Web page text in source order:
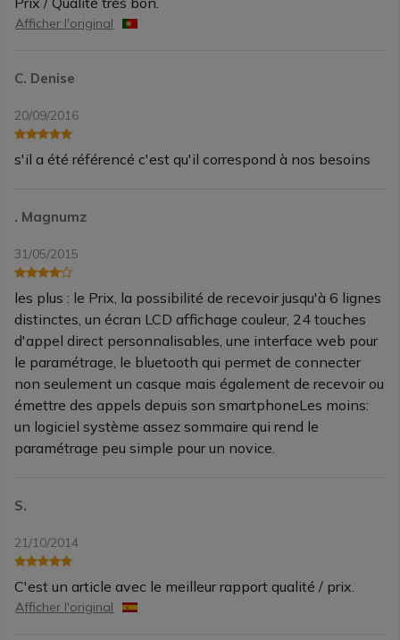
Afficher l'original
C. Denise
20/09/2016
s'il a été référencé c'est qu'il correspond à nos besoins
. Magnumz
31/05/2015
les plus : le Prix, la possibilité de recevoir jusqu'à 6 lignes
distinctes, un écran LCD affichage couleur, 24 touches
d'appel direct personnalisables, une interface web pour
le paramétrage, le bluetooth qui permet de connecter
non seulement un casque mais également de recevoir ou
émettre des appels depuis son smartphoneLes moins:
un logiciel système assez sommaire qui rend le
paramétrage peu simple pour un novice.
S.
21/10/2014
C'est un article avec le meilleur rapport qualité / prix.
Afficher l'original